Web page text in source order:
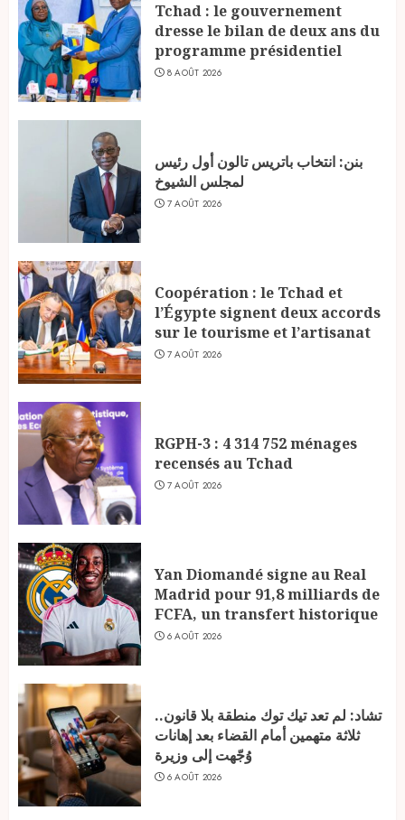
Tchad : le gouvernement
dresse le bilan de deux ans du
programme présidentiel
8 AOÛT 2026
بنن: انتخاب باتريس تالون أول رئيس
لمجلس الشيوخ
7 AOÛT 2026
Coopération : le Tchad et
l’Égypte signent deux accords
sur le tourisme et l’artisanat
7 AOÛT 2026
RGPH-3 : 4 314 752 ménages
recensés au Tchad
7 AOÛT 2026
Yan Diomandé signe au Real
Madrid pour 91,8 milliards de
FCFA, un transfert historique
6 AOÛT 2026
تشاد: لم تعد تيك توك منطقة بلا قانون..
ثلاثة متهمين أمام القضاء بعد إهانات
وُجّهت إلى وزيرة
6 AOÛT 2026